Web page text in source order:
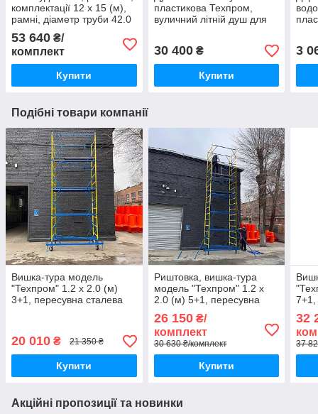
комплектації 12 х 15 (м),
рамні, діаметр труби 42.0
(мм)
53 640 ₴/
комплект
Купити
пластикова Техпром,
вуличний літній душ для
30 400₴
Купити
3
Подібні товари компанії
Вишка-тура модель
"Техпром" 1.2 х 2.0 (м)
3+1, пересувна сталева
20 010 ₴ 21 350 ₴
Купити
Риштовка, вишка-тура
модель "Техпром" 1.2 х
2.0 (м) 5+1, пересувна
26 150₴/
комплект
30 630 ₴/комплект
Купити
7+1,
32
37
Акційні пропозиції та новинки